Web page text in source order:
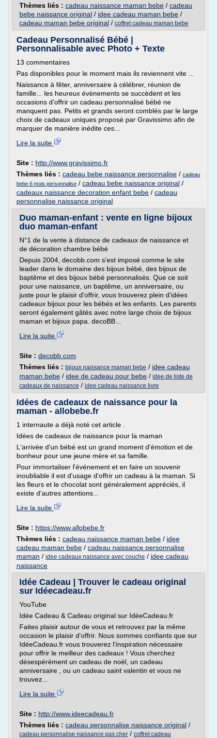
Thèmes liés : cadeau naissance maman bebe / cadeau
bebe naissance original / idee cadeau maman bebe /
cadeau maman bebe original / coffret cadeau maman bebe
Cadeau Personnalisé Bébé |
Personnalisable avec Photo + Texte
13 commentaires
Pas disponibles pour le moment mais ils reviennent vite ...
Naissance à fêter, anniversaire à célébrer, réunion de
famille... les heureux évènements se succèdent et les
occasions d'offrir un cadeau personnalisé bébé ne
manquent pas. Petits et grands seront comblés par le large
choix de cadeaux uniques proposé par Gravissimo afin de
marquer de manière inédite ces...
Lire la suite
Site : http://www.gravissimo.fr
Thèmes liés : cadeau bebe naissance personnalise / cadeau
bebe 6 mois personnalise / cadeau bebe naissance original /
cadeaux naissance decoration enfant bebe / cadeau
personnalise naissance original
Duo maman-enfant : vente en ligne bijoux
duo maman-enfant
N°1 de la vente à distance de cadeaux de naissance et
de décoration chambre bébé
Depuis 2004, decobb.com s'est imposé comme le site
leader dans le domaine des bijoux bébé, des bijoux de
baptême et des bijoux bébé personnalisés. Que ce soit
pour une naissance, un baptême, un anniversaire, ou
juste pour le plaisir d'offrir, vous trouverez plein d'idées
cadeaux bijoux pour les bébés et les enfants. Les parents
seront également gâtés avec notre large choix de bijoux
maman et bijoux papa. decoBB...
Lire la suite
Site : decobb.com
Thèmes liés : bijoux naissance maman bebe / idee cadeau
maman bebe / idee de cadeau pour bebe / idee de liste de
cadeaux de naissance / idee cadeau naissance livre
Idées de cadeaux de naissance pour la
maman - allobebe.fr
1 internaute a déjà noté cet article .
Idées de cadeaux de naissance pour la maman
L'arrivée d'un bébé est un grand moment d'émotion et de
bonheur pour une jeune mère et sa famille.
Pour immortaliser l'événement et en faire un souvenir
inoubliable il est d'usage d'offrir un cadeau à la maman. Si
les fleurs et le chocolat sont généralement appréciés, il
existe d'autres attentions...
Lire la suite
Site : https://www.allobebe.fr
Thèmes liés : cadeau naissance maman bebe / idee
cadeau maman bebe / cadeau naissance personnalise
maman / idee cadeaux naissance avec couche / idee cadeau
naissance
Idée Cadeau | Trouver le cadeau original
sur Idéecadeau.fr
YouTube
Idée Cadeau & Cadeau original sur IdéeCadeau.fr
Faites plaisir autour de vous et retrouvez par la même
occasion le plaisir d'offrir. Nous sommes confiants que sur
IdéeCadeau.fr vous trouverez l'inspiration nécessaire
pour offrir le meilleur des cadeaux ! Vous cherchez
désespérément un cadeau de noël, un cadeau
anniversaire , ou un cadeau saint valentin et vous ne
trouvez...
Lire la suite
Site : http://www.ideecadeau.fr
Thèmes liés : cadeau personnalise naissance original /
cadeau personnalise naissance pas cher / coffret cadeau